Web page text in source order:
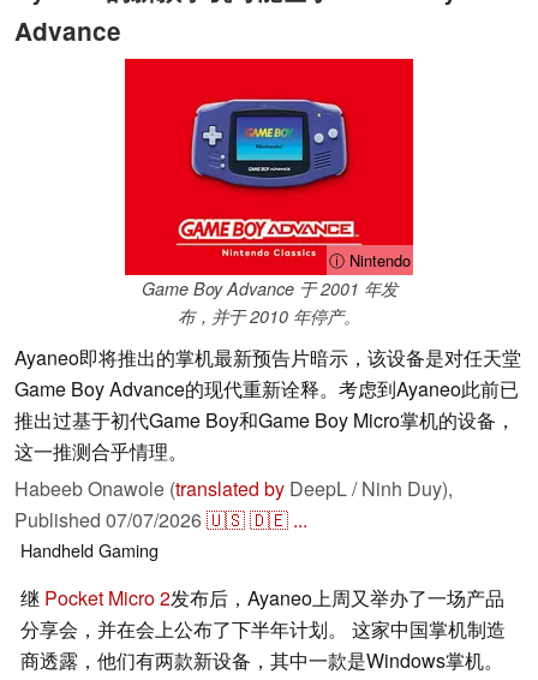
Advance
ⓘ Nintendo
Game Boy Advance 于 2001 年发
布，并于 2010 年停产。
Ayaneo即将推出的掌机最新预告片暗示，该设备是对任天堂
Game Boy Advance的现代重新诠释。考虑到Ayaneo此前已
推出过基于初代Game Boy和Game Boy Micro掌机的设备，
这一推测合乎情理。
Habeeb Onawole (translated by DeepL / Ninh Duy),
Published 07/07/2026🇺🇸🇩🇪 ...
HandheldGaming
继 Pocket Micro 2发布后，Ayaneo上周又举办了一场产品
分享会，并在会上公布了下半年计划。 这家中国掌机制造
商透露，他们有两款新设备，其中一款是Windows掌机。